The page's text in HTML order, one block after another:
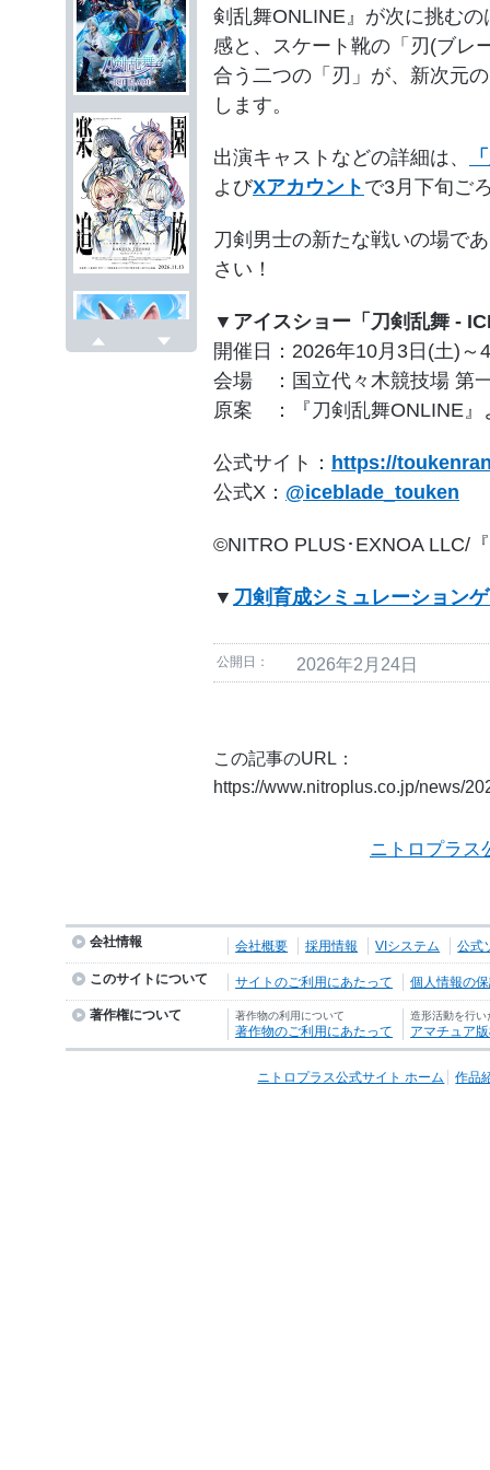
剣乱舞ONLINE』が次に挑む
感と、スケート靴の「刃(ブレ
合う二つの「刃」が、新次元
します。
出演キャストなどの詳細は、
よびXアカウント で3月下旬ご
刀剣男士の新たな戦いの場で
さい！
▼アイスショー「刀剣乱舞 -
開催日：2026年10月3日(土)～
会場 ：国立代々木競技場 第
原案 ：『刀剣乱舞ONLINE』
公式サイト： https://
公式X： @iceblade_touken
©NITRO PLUS･EXNOA LLC/
▼ 刀剣育成シミュレーション
公開日： 2026年2月24日
この記事のURL：
https://www.nitroplus.co.jp/news/
ニトロプラス
会社情報 会社概要 採用情報 VIシステム 公式
このサイトについて サイトのご利用にあたって 個人情報の
著作権について 著作物の利用について
著作物のご利用にあたって
造形活動を行い
アマチュア
ニトロプラス公式サイト ホーム 作品